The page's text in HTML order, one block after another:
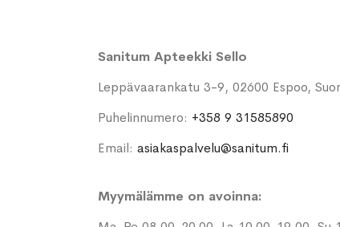
Sanitum Apteekki Sello
Leppävaarankatu 3-9, 02600 Espoo,
Puhelinnumero: +358 9 31585890
Email: asiakaspalvelu@sanitum.fi
Myymälämme on avoinna: